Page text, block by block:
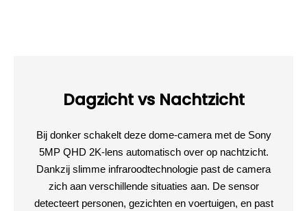
Dagzicht vs Nachtzicht
Bij donker schakelt deze dome-camera met de Sony
5MP QHD 2K-lens automatisch over op nachtzicht.
Dankzij slimme infraroodtechnologie past de camera
zich aan verschillende situaties aan. De sensor
detecteert personen, gezichten en voertuigen, en past